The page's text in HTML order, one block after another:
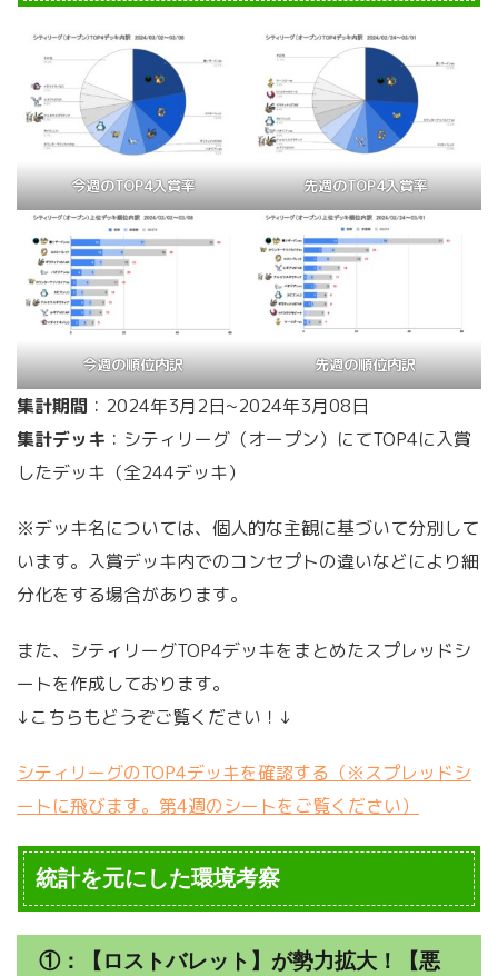
今週のTOP4入賞率 先週のTOP4入賞率
今週の順位内訳 先週の順位内訳
集計期間 ：2024年3月2日~2024年3月08日
集計デッキ ：シティリーグ（オープン）にてTOP4に入賞
したデッキ（全244デッキ）
※デッキ名については、個人的な主観に基づいて分別して
います。入賞デッキ内でのコンセプトの違いなどにより細
分化をする場合があります。
また、シティリーグTOP4デッキをまとめたスプレッドシ
ートを作成しております。
↓こちらもどうぞご覧ください！↓
シティリーグのTOP4デッキを確認する（※スプレッドシ
ートに飛びます。第4週のシートをご覧ください）
統計を元にした環境考察
①：【ロストバレット】が勢力拡大！【悪